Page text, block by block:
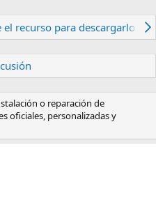
recurso para descargarlo.
o reparación de
oficiales, personalizadas y